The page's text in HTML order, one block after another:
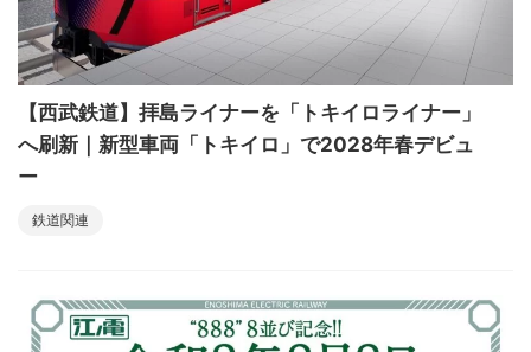
【西武鉄道】拝島ライナーを「トキイロライナー」
へ刷新｜新型車両「トキイロ」で2028年春デビュ
ー
鉄道関連